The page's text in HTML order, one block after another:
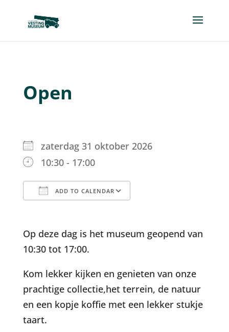
Open
zaterdag 31 oktober 2026
10:30 - 17:00
ADD TO CALENDAR
Op deze dag is het museum geopend van
10:30 tot 17:00.
Kom lekker kijken en genieten van onze
prachtige collectie,het terrein, de natuur
en een kopje koffie met een lekker stukje
taart.